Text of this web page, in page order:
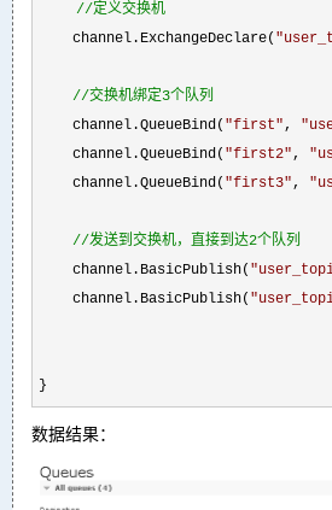
//定义交换机
    channel.ExchangeDeclare(
"
//交换机绑定3个队列
    channel.QueueBind(
"first", "
    channel.QueueBind(
"first2", "
    channel.QueueBind(
"first3", "
//发送到交换机，直接到达2个队列
    channel.BasicPublish(
"
    channel.BasicPublish(
"
}
数据结果：